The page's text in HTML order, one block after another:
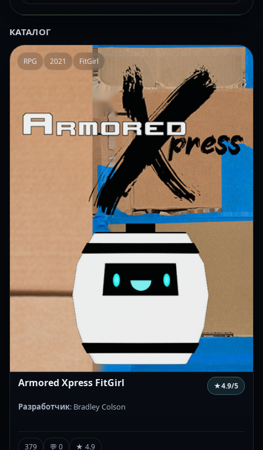
КАТАЛОГ
RPG 2021 FitGirl
Armored Xpress FitGirl ★4.9/5
Разработчик: Bradley Colson
379 💬 0 ★ 4.9